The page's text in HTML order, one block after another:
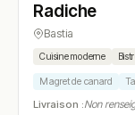
N° 18
Radiche
Bastia
Cuisine moderne
Magret de canard
Livraison :Non